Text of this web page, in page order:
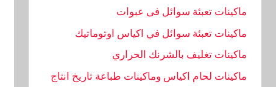
ماكينات تعبئة سوائل فى عبوات
ماكينات تعبئة سوائل في اكياس اوتوماتيك
ماكينات تغليف بالشرنك الحراري
ماكينات لحام اكياس وماكينات طباعة تاريخ انتاج